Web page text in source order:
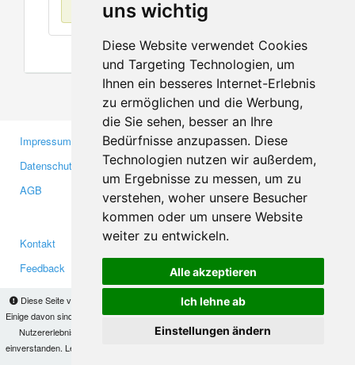
uns wichtig
Diese Website verwendet Cookies
und Targeting Technologien, um
Ihnen ein besseres Internet-Erlebnis
zu ermöglichen und die Werbung,
die Sie sehen, besser an Ihre
Bedürfnisse anzupassen. Diese
Technologien nutzen wir außerdem,
um Ergebnisse zu messen, um zu
verstehen, woher unsere Besucher
kommen oder um unsere Website
weiter zu entwickeln.
Alle akzeptieren
Ich lehne ab
Einstellungen ändern
Diese Seite verwendet Cookies, um Informationen auf Ihrem Computer zu speichern.
Einige davon sind notwendig, damit unsere Seite funktioniert, andere helfen uns dabei, das
Nutzererlebnis zu verbessern. Mit der Nutzung dieser Seite erklären Sie sich damit
einverstanden. Lesen Sie unsere
Impressum
Datenschutzerklärung
AGB
Gewerbetreibende
Investoren
Medien
Kontakt
Feedback
Facebook
Twitter
YouTube
Google+